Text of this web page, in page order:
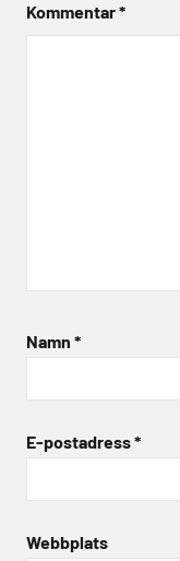
Kommentar*
Namn *
E-postadress*
Webbplats